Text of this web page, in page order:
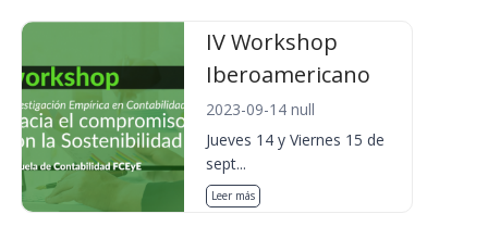
IV Workshop
Iberoamericano
2023-09-14 null
Jueves 14 y Viernes 15 de
sept...
Leer más